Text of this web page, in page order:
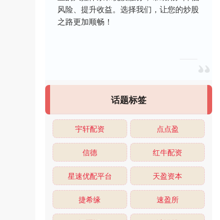
风险、提升收益。选择我们，让您的炒股
之路更加顺畅！
话题标签
宇轩配资 点点盈
信德 红牛配资
星速优配平台 天盈资本
捷希缘 速盈所